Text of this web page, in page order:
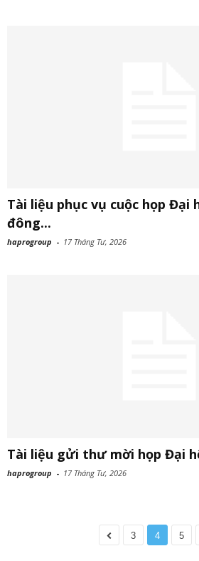
Tài liệu phục vụ cuộc họp Đại
đông...
haprogroup - 17 Tháng Tư, 2026
Tài liệu gửi thư mời họp Đại
haprogroup - 17 Tháng Tư, 2026
3 4 5